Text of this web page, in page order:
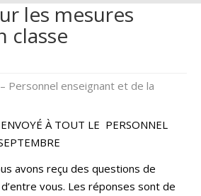
les mesures
classe
– Personnel enseignant et de la
À TOUT LE PERSONNEL
avons reçu des questions de
vous. Les réponses sont de